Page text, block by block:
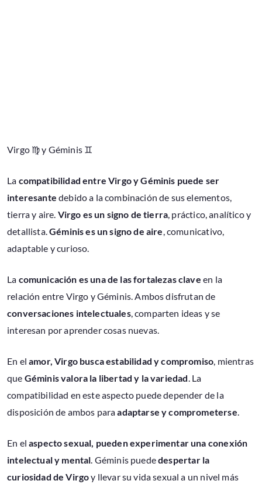
Virgo ♍ y Géminis ♊
La compatibilidad entre Virgo y Géminis puede ser
interesante debido a la combinación de sus elementos,
tierra y aire. Virgo es un signo de tierra, práctico, analítico y
detallista.Géminis es un signo de aire, comunicativo,
adaptable y curioso.
La comunicación es una de las fortalezas clave en la
relación entre Virgo y Géminis. Ambos disfrutan de
conversaciones intelectuales, comparten ideas y se
interesan por aprender cosas nuevas.
En elamor, Virgo busca estabilidad y compromiso, mientras
que Géminis valora la libertad y la variedad. La
compatibilidad en este aspecto puede depender de la
disposición de ambos paraadaptarse y comprometerse.
En elaspecto sexual, pueden experimentar una conexión
intelectual y mental. Géminis puededespertar la
curiosidad de Virgoy llevar su vida sexual a un nivel más